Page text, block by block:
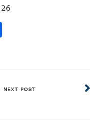
NEXT POST